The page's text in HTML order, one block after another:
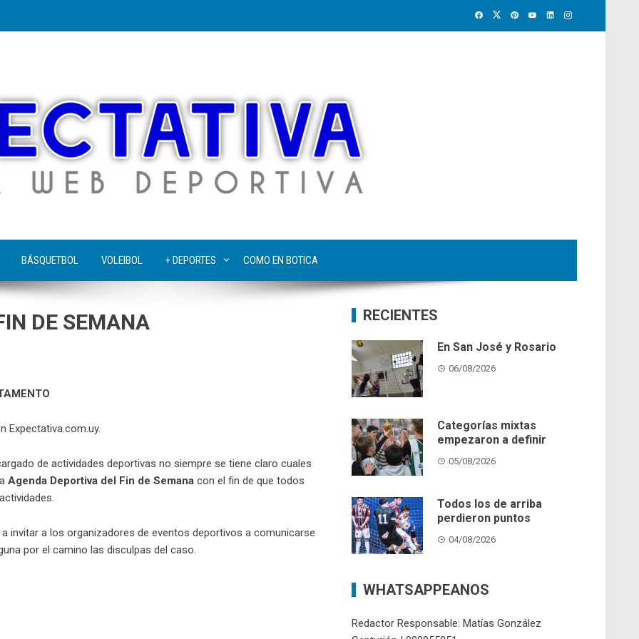
BÁSQUETBOL VOLEIBOL + DEPORTES COMO EN BOTICA
DE SEMANA
Expectativa.com.uy.
de actividades deportivas no siempre se tiene claro cuales
Agenda Deportiva del Fin de Semana con el fin de que todos
invitar a los organizadores de eventos deportivos a comunicarse
por el camino las disculpas del caso.
RECIENTES
En San José y Rosario
06/08/2026
Categorías mixtas
empezaron a definir
05/08/2026
Todos los de arriba
perdieron puntos
04/08/2026
WHATSAPPEANOS
Redactor Responsable: Matías González